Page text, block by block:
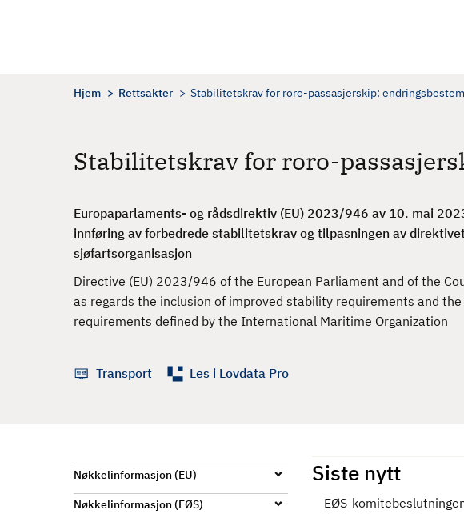
Hjem Rettsakter Stabilitetskrav for roro-passasjerskip:
Stabilitetskrav for roro-
Europaparlaments- og rådsdirektiv (EU) 2023/946 av 10. mai
innføring av forbedrede stabilitetskrav og tilpasningen av
sjøfartsorganisasjon
Directive (EU) 2023/946 of the European Parliament and of the
as regards the inclusion of improved stability requirements and
requirements defined by the International Maritime Organization
Transport Les i Lovdata Pro
Nøkkelinformasjon (EU)
Nøkkelinformasjon (EØS)
Siste nytt
EØS-